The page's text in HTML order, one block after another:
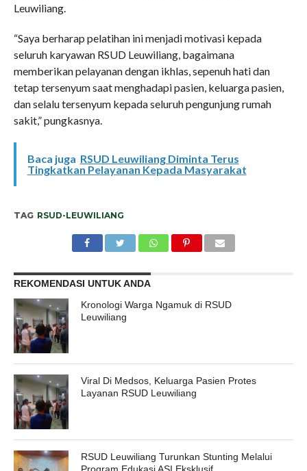
Leuwiliang.
“Saya berharap pelatihan ini menjadi motivasi kepada
seluruh karyawan RSUD Leuwiliang, bagaimana
memberikan pelayanan dengan ikhlas, sepenuh hati dan
tetap tersenyum saat menghadapi pasien, keluarga pasien,
dan selalu tersenyum kepada seluruh pengunjung rumah
sakit,” pungkasnya.
Baca juga RSUD Leuwiliang Diminta Terus
Tingkatkan Pelayanan Kepada Masyarakat
TAG RSUD-LEUWILIANG
REKOMENDASI UNTUK ANDA
Kronologi Warga Ngamuk di RSUD
Leuwiliang
Viral Di Medsos, Keluarga Pasien Protes
Layanan RSUD Leuwiliang
RSUD Leuwiliang Turunkan Stunting Melalui
Program Edukasi ASI Eksklusif